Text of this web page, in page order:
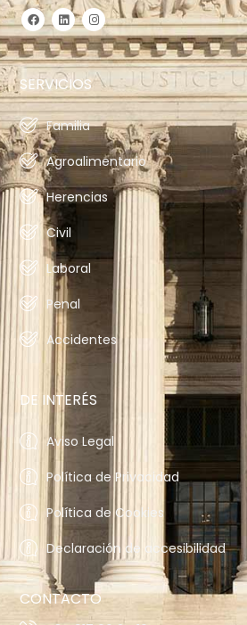
SERVICIOS
Familia
Agroalimentario
Herencias
Civil
Laboral
Penal
Accidentes
DE INTERÉS
Aviso Legal
Política de Privacidad
Política de Cookies
Declaración de accesibilidad
CONTACTO